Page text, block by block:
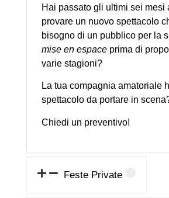
Hai passato gli ultimi sei mesi
provare un nuovo spettacolo
bisogno di un pubblico per la
mise en espace prima di
varie stagioni?
La tua compagnia amatoriale
spettacolo da portare in
Chiedi un preventivo!
Feste Private